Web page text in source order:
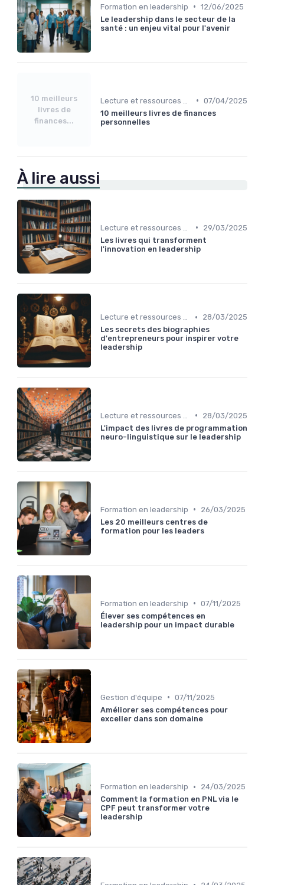
Formation en leadership • 12/06/2025
Le leadership dans le secteur de la
santé : un enjeu vital pour l'avenir
10 meilleurs
livres de
finances...
• 07/04/2025
10 meilleurs livres de finances
personnelles
À lire aussi
•
29/03/2025
Les livres qui transforment
l'innovation en leadership
Lecture et ressources pour leaders •
28/03/2025
Les secrets des biographies
d'entrepreneurs pour inspirer votre
leadership
•
28/03/2025
L'impact des livres de programmation
neuro-linguistique sur le leadership
Formation en leadership •
26/03/2025
Les 20 meilleurs centres de
formation pour les leaders
Formation en leadership • 07/11/2025
Élever ses compétences en
leadership pour un impact durable
Gestion d'équipe • 07/11/2025
Améliorer ses compétences pour
exceller dans son domaine
Formation en leadership •
24/03/2025
Comment la formation en PNL via le
CPF peut transformer votre
leadership